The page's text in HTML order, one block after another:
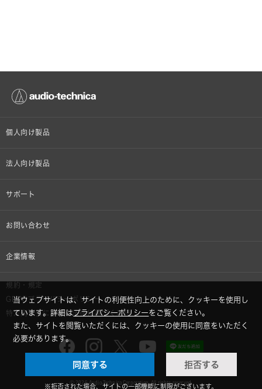
個人向け製品
オンラインストア限定
車載製品
部品/付属品
法人向け製品
設備音響機器
半導体レーザー応用製品
サポート
個人向け製品サポート
お問い合わせ
その他、メディア 取材関連等のお問い合わせ
企業情報
株式会社オーディオテクニカ
採用情報
GLOBAL-オーディオテクニカ
audio-technica MIMIO
規約・規定
GDPRプライバシーポリシー
特定商取引に関する法律に基づく表示
© 2026 Audio-Technica Corporation. All rights reserved.
当ウェブサイトは、サイトの利便性向上のために、クッキーを使用し
ています。詳細はプライバシーポリシーをご覧ください。
また、サイトを閲覧いただくには、クッキーの使用に同意をいただく
必要があります。
同意する 拒否する
※拒否された場合、サイトの一部機能に制限がございます。